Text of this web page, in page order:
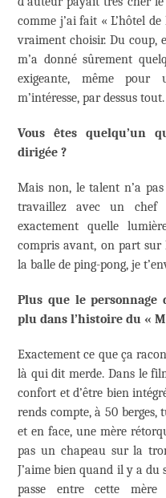
comme j’ai fait « L’hôtel
vraiment choisir. Du coup,
m’a donné sûrement
exigeante, même pour
m’intéresse, par dessus tout.
Vous êtes quelqu’un
dirigée ?
Mais non, le talent n’a
travaillez avec un chef
exactement quelle
compris avant, on part sur
la balle de ping-pong, je
Plus que le personnage
plu dans l’histoire du «
Exactement ce que ça
là qui dit merde. Dans le
confort et d’être bien
rends compte, à 50
et en face, une mère
pas un chapeau sur la
J’aime bien quand il y a du
passe entre cette